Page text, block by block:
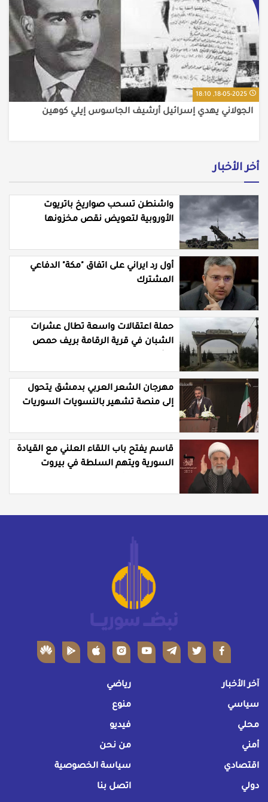
18-05-2025, 18:10
الجولاني يهدي إسرائيل أرشيف الجاسوس إيلي كوهين
أخر الأخبار
واشنطن تسحب صواريخ باتريوت
الأوروبية لتعويض نقص مخزونها
أول رد ايراني على اتفاق "مكة" الدفاعي
المشترك
حملة اعتقالات واسعة تطال عشرات
الشبان في قرية الرقامة بريف حمص
مهرجان الشعر العربي بدمشق يتحول
إلى منصة تشهير بالنسويات السوريات
قاسم يفتح باب اللقاء العلني مع القيادة
السورية ويتهم السلطة في بيروت
آخر الأخبار
سياسي
محلي
أمني
اقتصادي
دولي
رياضي
منوع
فيديو
من نحن
سياسة الخصوصية
اتصل بنا